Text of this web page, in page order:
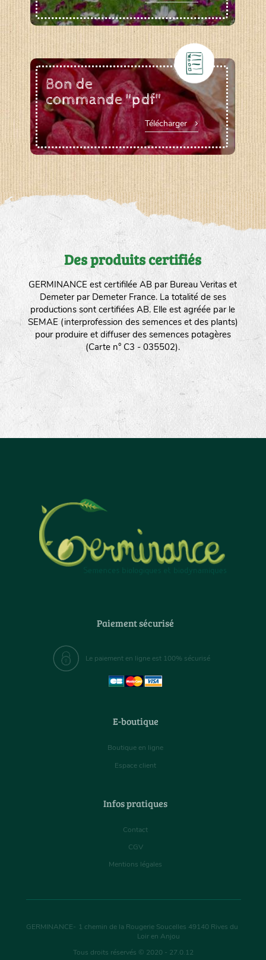
Bon de
commande "pdf"
Télécharger
Des produits certifiés
GERMINANCE est certifilée AB par Bureau Veritas et
Demeter par Demeter France. La totalité de ses
productions sont certifiées AB. Elle est agréée par le
SEMAE (interprofession des semences et des plants)
pour produire et diffuser des semences potagères
(Carte n° C3 - 035502).
Paiement sécurisé
Le paiement en ligne est 100% sécurisé
E-boutique
Boutique en ligne
Espace client
Infos pratiques
Contact
CGV
Mentions légales
GERMINANCE- 1 chemin de la Rougerie Soucelles 49140 Rives du
Loir en Anjou
Tous droits réservés © 2020 - 27.0.12